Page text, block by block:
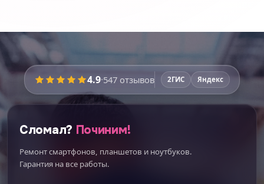
4.9·547 отзывов 2ГИС Яндекс
Сломал? Починим!
Ремонт смартфонов, планшетов и ноутбуков.
Гарантия на все работы.